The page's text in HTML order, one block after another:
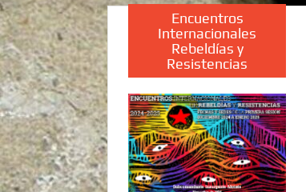
Encuentros
Internacionales
Rebeldías y
Resistencias